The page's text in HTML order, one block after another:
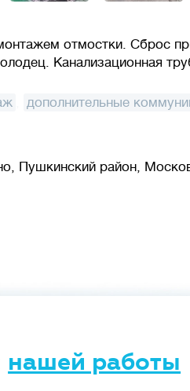
отмостки. Сброс
Канализационная
дополнительные
Пушкинский район,
нашей работы